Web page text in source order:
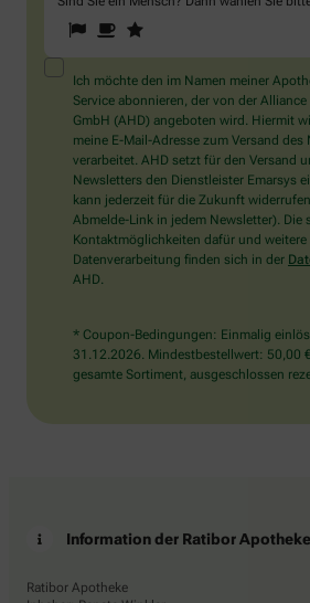
Sind
Sie
ein
Mensch?
Dann
wählen
Sie
bitte
die
Flagge.
1 2
Ich möchte den im Namen meiner
Service abonnieren, der von der
GmbH (AHD) angeboten wird. Hiermit
meine E-Mail-Adresse zum Versand des
verarbeitet. AHD setzt für den Versand
Newsletters den Dienstleister Emarsys
kann jederzeit für die Zukunft
Abmelde-Link in jedem Newsletter). Die
Kontaktmöglichkeiten dafür und
Datenverarbeitung finden sich in der
AHD.
* Coupon-Bedingungen: Einmalig
31.12.2026. Mindestbestellwert: 50,00
gesamte Sortiment, ausgeschlossen
Information der Ratibor Apotheke
Ratibor Apotheke